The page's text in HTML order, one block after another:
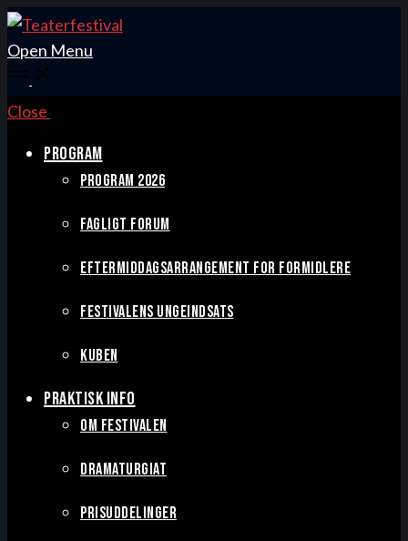
Open Menu
Close
PROGRAM
PROGRAM 2026
FAGLIGT FORUM
EFTERMIDDAGSARRANGEMENT FOR FORMIDLERE
FESTIVALENS UNGEINDSATS
KUBEN
PRAKTISK INFO
OM FESTIVALEN
DRAMATURGIAT
PRISUDDELINGER